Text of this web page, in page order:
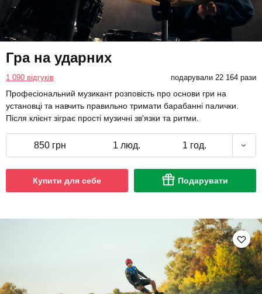
Гра на ударних
1 090 відгуків подарували 22 164 рази
Професіональний музикант розповість про основи гри на
установці та навчить правильно тримати барабанні палички.
Після клієнт зіграє прості музичні зв'язки та ритми.
850 грн 1 люд. 1 год.
Купити для себе Подарувати